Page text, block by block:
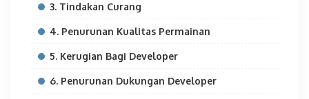
3. Tindakan Curang
4. Penurunan Kualitas Permainan
5. Kerugian Bagi Developer
6. Penurunan Dukungan Developer